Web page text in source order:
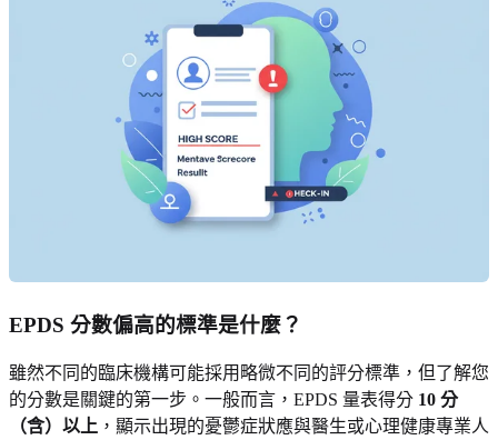
EPDS 分數偏高的標準是什麼？
雖然不同的臨床機構可能採用略微不同的評分標準，但了解您
的分數是關鍵的第一步。一般而言，EPDS 量表得分 10 分
（含）以上 ，顯示出現的憂鬱症狀應與醫生或心理健康專業人